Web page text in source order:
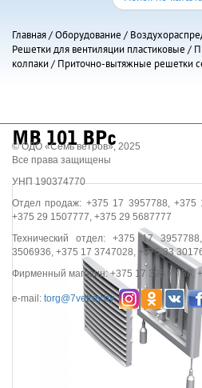
Главная/Оборудование /
Решетки для вентиляции пластиковые /
колпаки/ Приточно-вытяжные решетки
МВ 101 ВРс
© ОДО «Семь ветров», 2025
Все права защищены
УНП 190374770
Отдел продаж: +375 17 3957788, +375
+375 29 1507777, +375 29 5687777
Технический отдел: +375 17
3506936, +375 17 3747028, +375 33
Фирменный магазин: +375 17 395 77 88,
e-mail: torg@7vetrov.by